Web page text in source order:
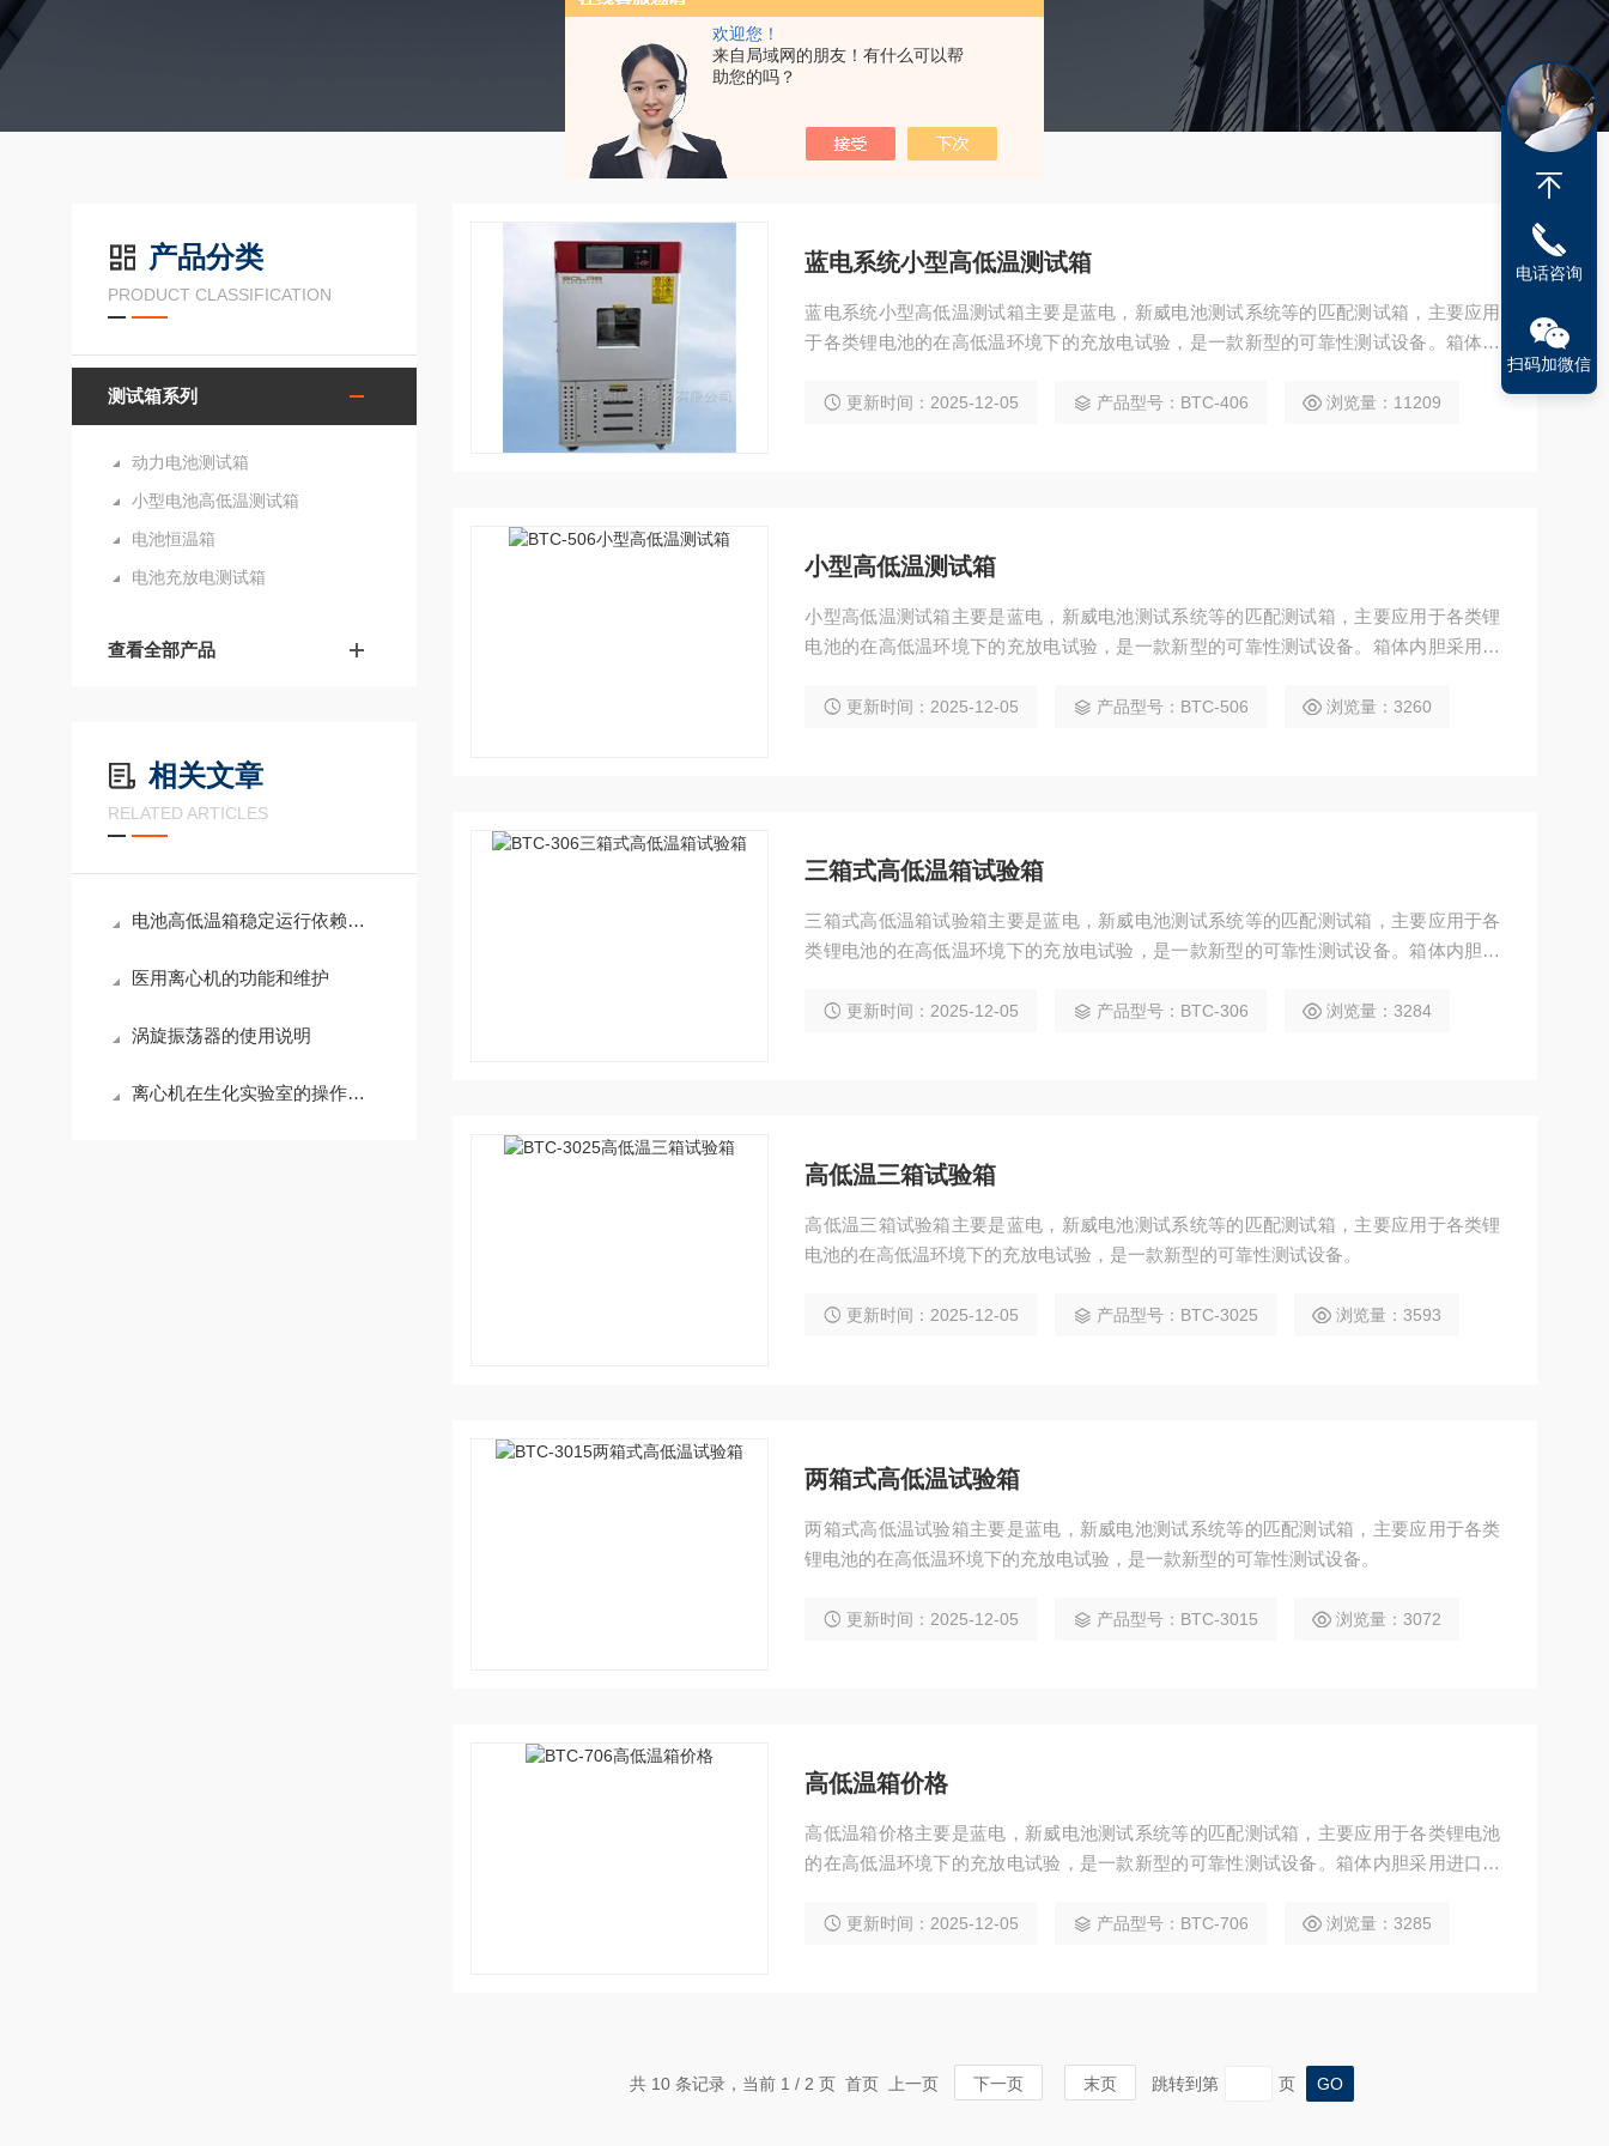
欢迎您！
来自局域网的朋友！有什么可以帮
助您的吗？
产品分类
PRODUCT CLASSIFICATION
测试箱系列
动力电池测试箱
小型电池高低温测试箱
电池恒温箱
电池充放电测试箱
查看全部产品
相关文章
RELATED ARTICLES
电池高低温箱稳定运行依赖于多个功能模块的协同设计与安全保障
医用离心机的功能和维护
涡旋振荡器的使用说明
离心机在生化实验室的操作指导
蓝电系统小型高低温测试箱
蓝电系统小型高低温测试箱主要是蓝电，新威电池测试系统等的匹配测试箱，主要应用
于各类锂电池的在高低温环境下的充放电试验，是一款新型的可靠性测试设备。箱体内
感和洁净度。
更新时间：2025-12-05 产品型号：BTC-406 浏览量：11209
小型高低温测试箱
小型高低温测试箱主要是蓝电，新威电池测试系统等的匹配测试箱，主要应用于各类锂
电池的在高低温环境下的充放电试验，是一款新型的可靠性测试设备。箱体内胆采用进
度。 更新时间：2025-12-05 产品型号：BTC-506 浏览量：3260
三箱式高低温箱试验箱
三箱式高低温箱试验箱主要是蓝电，新威电池测试系统等的匹配测试箱，主要应用于各
类锂电池的在高低温环境下的充放电试验，是一款新型的可靠性测试设备。箱体内胆采
洁净度。更新时间：2025-12-05 产品型号：BTC-306 浏览量：3284
高低温三箱试验箱
高低温三箱试验箱主要是蓝电，新威电池测试系统等的匹配测试箱，主要应用于各类锂
电池的在高低温环境下的充放电试验，是一款新型的可靠性测试设备。
更新时间：2025-12-05 产品型号：BTC-3025 浏览量：3593
两箱式高低温试验箱
两箱式高低温试验箱主要是蓝电，新威电池测试系统等的匹配测试箱，主要应用于各类
锂电池的在高低温环境下的充放电试验，是一款新型的可靠性测试设备。
更新时间：2025-12-05 产品型号：BTC-3015 浏览量：3072
高低温箱价格
高低温箱价格主要是蓝电，新威电池测试系统等的匹配测试箱，主要应用于各类锂电池
的在高低温环境下的充放电试验，是一款新型的可靠性测试设备。箱体内胆采用进口高
更新时间：2025-12-05 产品型号：BTC-706 浏览量：3285
共 10 条记录，当前 1 / 2 页 首页 上一页 下一页 末页 跳转到第 页
电话咨询
扫码加微信